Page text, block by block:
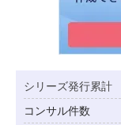
シリーズ発行累計
コンサル件数